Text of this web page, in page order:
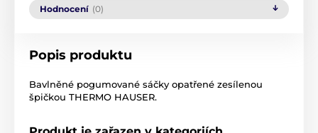
Hodnocení (0)
Popis produktu
Bavlněné pogumované sáčky opatřené zesílenou
špičkou THERMO HAUSER.